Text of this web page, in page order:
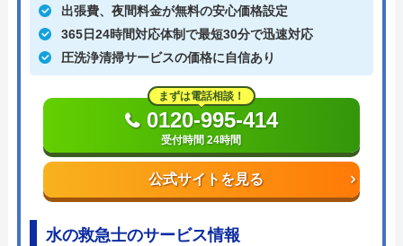
出張費、夜間料金が無料の安心価格設定
365日24時間対応体制で最短30分で迅速対応
圧洗浄清掃サービスの価格に自信あり
公式サイトを見る
まずは電話相談！
0120-995-414
受付時間 24時間
水の救急士のサービス情報